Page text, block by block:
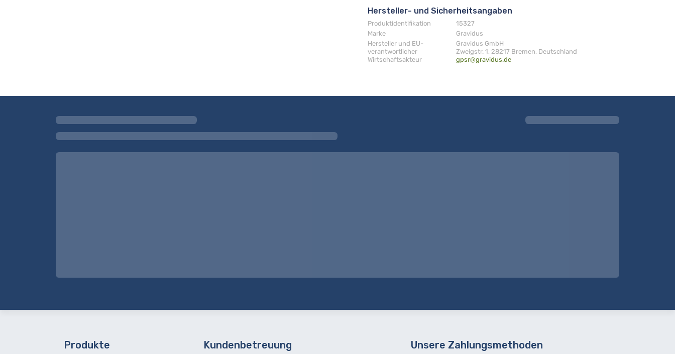
Hersteller- und Sicherheitsangaben
Produktidentifikation
15327
Marke
Gravidus
Hersteller und EU-
verantwortlicher
Wirtschaftsakteur
Gravidus GmbH
Zweigstr. 1, 28217 Bremen, Deutschland
gpsr@gravidus.de
Produkte Kundenbetreuung Unsere Zahlungsmethoden